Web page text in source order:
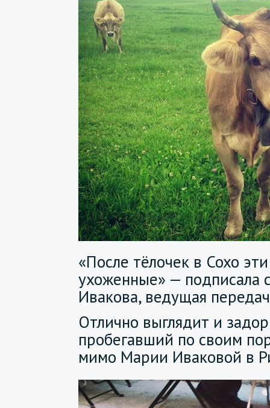
«После тёлочек в Сохо
ухоженные» — подписала
Ивакова, ведущая
Отлично выглядит и
пробегавший по своим
мимо Марии Иваковой в